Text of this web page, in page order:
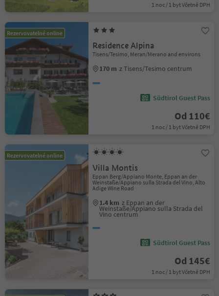
1 noc / 1 byt Včetně DPH
Rezervovatelné online
Residence Alpina
Tisens/Tesimo, Meran/Merano and environs
170 m z Tisens/Tesimo centrum
Südtirol Guest Pass
Od 110€
1 noc / 1 byt Včetně DPH
Rezervovatelné online
Villa Montis
Eppan Berg/Appiano Monte, Eppan an der
Weinstaße/Appiano sulla Strada del Vino, Alto
Adige Wine Road
1.4 km z Eppan an der
Weinstaße/Appiano sulla Strada del
Vino centrum
Südtirol Guest Pass
Od 145€
1 noc / 1 byt Včetně DPH